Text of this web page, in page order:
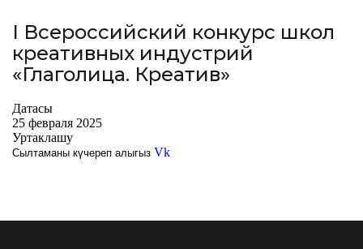
I Всероссийский конкурс школ
креативных индустрий
«Глаголица. Креатив»
Датасы
25 февраля 2025
Уртаклашу
Сылтаманы күчереп алыгыз Vk